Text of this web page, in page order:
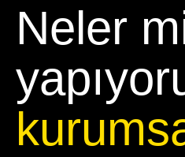
Neler